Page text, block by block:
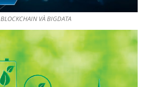
BLOCKCHAIN VÀ BIGDATA